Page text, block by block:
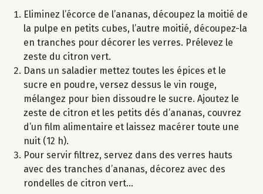
Eliminez l’écorce de l’ananas, découpez la moitié de
la pulpe en petits cubes, l’autre moitié, découpez-la
en tranches pour décorer les verres. Prélevez le
zeste du citron vert.
Dans un saladier mettez toutes les épices et le
sucre en poudre, versez dessus le vin rouge,
mélangez pour bien dissoudre le sucre. Ajoutez le
zeste de citron et les petits dés d’ananas, couvrez
d’un film alimentaire et laissez macérer toute une
nuit (12 h).
Pour servir filtrez, servez dans des verres hauts
avec des tranches d’ananas, décorez avec des
rondelles de citron vert…